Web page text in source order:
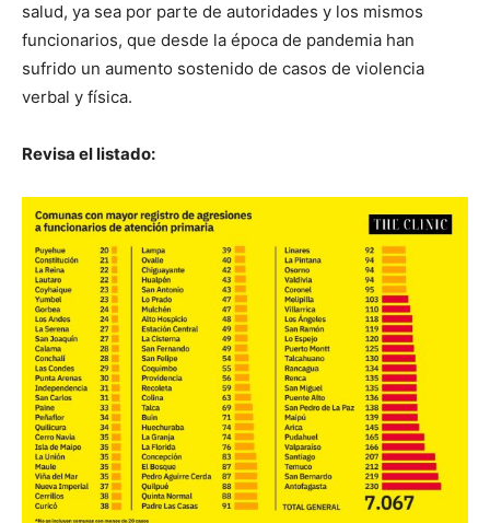
salud, ya sea por parte de autoridades y los mismos
funcionarios, que desde la época de pandemia han
sufrido un aumento sostenido de casos de violencia
verbal y física.
Revisa el listado: